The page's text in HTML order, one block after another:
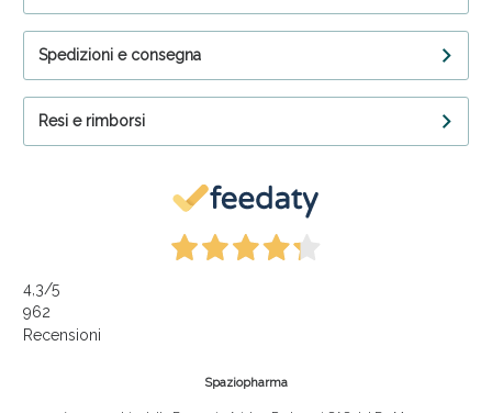
Spedizioni e consegna
Resi e rimborsi
4,3/5
962
Recensioni
Spaziopharma